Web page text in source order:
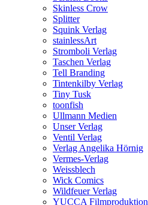
Skinless Crow
Splitter
Squink Verlag
stainlessArt
Stromboli Verlag
Taschen Verlag
Tell Branding
Tintenkilby Verlag
Tiny Tusk
toonfish
Ullmann Medien
Unser Verlag
Ventil Verlag
Verlag Angelika Hörnig
Vermes-Verlag
Weissblech
Wick Comics
Wildfeuer Verlag
YUCCA Filmproduktion